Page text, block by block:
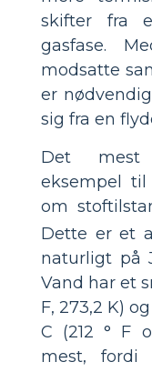
skifter fra
gasfase.
modsatte
er
sig fra en
Det mest
eksempel
om
Dette er et
naturligt på
Vand har et
F, 273,2 K)
C (212 ° F
mest, fordi